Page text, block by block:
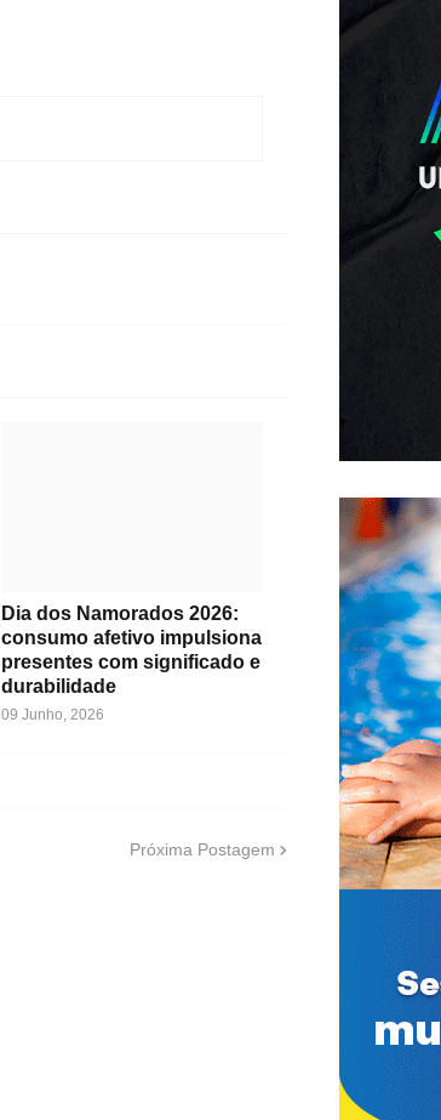
Dia dos Namorados 2026:
consumo afetivo impulsiona
presentes com significado e
durabilidade
09 Junho, 2026
Próxima Postagem